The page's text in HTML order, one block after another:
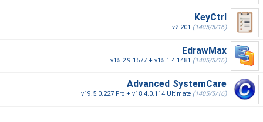
KeyCtrl
v2.201 (1405/5/16)
EdrawMax
v15.2.9.1577 + v15.1.4.1481 (1405/5/16)
Advanced SystemCare
v19.5.0.227 Pro + v18.4.0.114 Ultimate (1405/5/16)